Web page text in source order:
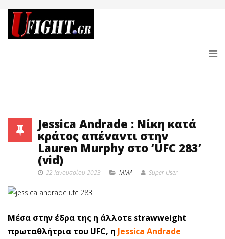
Jessica Andrade : Νίκη κατά
κράτος απέναντι στην
Lauren Murphy στο ‘UFC 283’
(vid)
22 Ιανουαρίου 2023 MMA Super User
Μέσα στην έδρα της η άλλοτε strawweight
πρωταθλήτρια του UFC, η Jessica Andrade